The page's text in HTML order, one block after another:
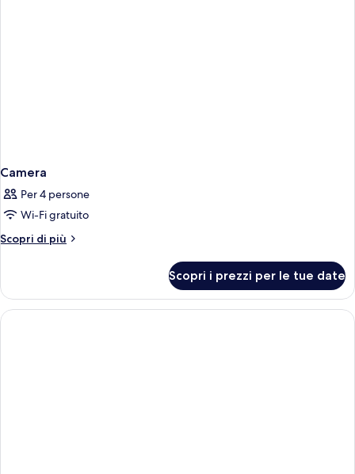
Camera
Per 4 persone
Wi-Fi gratuito
Scopri di più
Altri
Scopri i prezzi per le tue date